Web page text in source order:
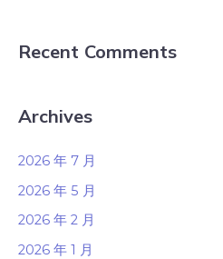
Recent Comments
Archives
2026 年 7 月
2026 年 5 月
2026 年 2 月
2026 年 1 月